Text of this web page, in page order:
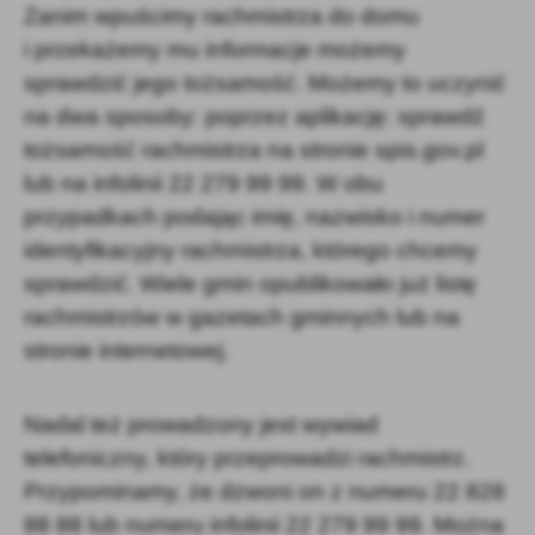
Zanim wpuścimy rachmistrza do domu
i przekażemy mu informacje możemy
sprawdzić jego tożsamość. Możemy to uczynić
na dwa sposoby: poprzez aplikację: sprawdź
tożsamość rachmistrza na stronie spis.gov.pl
lub na infolinii 22 279 99 99. W obu
przypadkach podając imię, nazwisko i numer
identyfikacyjny rachmistrza, którego chcemy
sprawdzić. Wiele gmin opublikowało już listę
rachmistrzów w gazetach gminnych lub na
stronie internetowej.
Nadal też prowadzony jest wywiad
telefoniczny, który przeprowadzi rachmistrz.
Przypominamy, że dzwoni on z numeru 22 828
88 88 lub numeru infolinii 22 279 99 99. Można